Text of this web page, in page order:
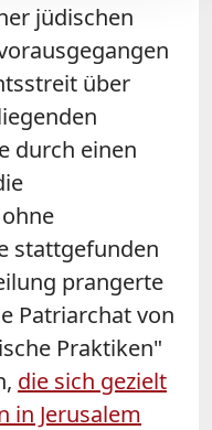
jüdischen
über
durch einen
stattgefunden
prangerte
Patriarchat von
Praktiken"
die sich gezielt
in Jerusalem